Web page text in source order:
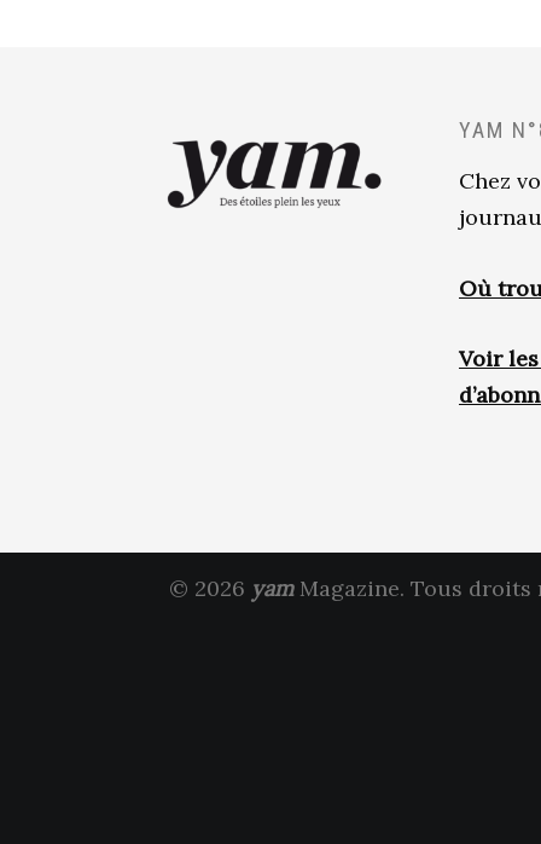
YAM
Chez
Où
Voir
© 2026 yamMagazine. Tous droits